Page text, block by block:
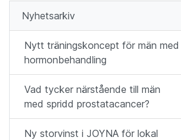
Nyhetsarkiv
Nytt träningskoncept för män med
hormonbehandling
Vad tycker närstående till män
med spridd prostatacancer?
Ny storvinst i JOYNA för lokal